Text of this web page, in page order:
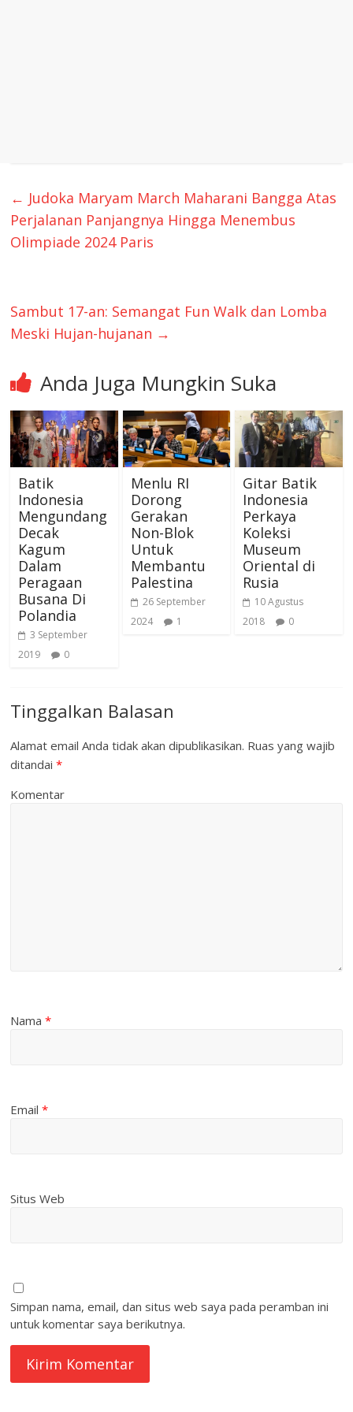
← Judoka Maryam March Maharani Bangga Atas
Perjalanan Panjangnya Hingga Menembus
Olimpiade 2024 Paris
Sambut 17-an: Semangat Fun Walk dan Lomba
Meski Hujan-hujanan →
Anda Juga Mungkin Suka
Batik
Indonesia
Mengundang
Decak
Kagum
Dalam
Peragaan
Busana Di
Polandia
3 September
2019
0
Menlu RI
Dorong
Gerakan
Non-Blok
Untuk
Membantu
Palestina
26 September
2024
1
Gitar Batik
Indonesia
Perkaya
Koleksi
Museum
Oriental di
Rusia
10 Agustus
2018
0
Tinggalkan Balasan
Alamat email Anda tidak akan dipublikasikan. Ruas yang wajib
ditandai*
Komentar
Nama*
Email*
Situs Web
Simpan nama, email, dan situs web saya pada peramban ini
untuk komentar saya berikutnya.